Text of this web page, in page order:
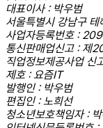
대표이사 : 박우범
서울특별시 강남구
사업자등록번호 :
통신판매업신고 : 제
직업정보제공사업
제호 : 요즘IT
발행인 : 박우범
편집인 : 노희선
청소년보호책임자 :